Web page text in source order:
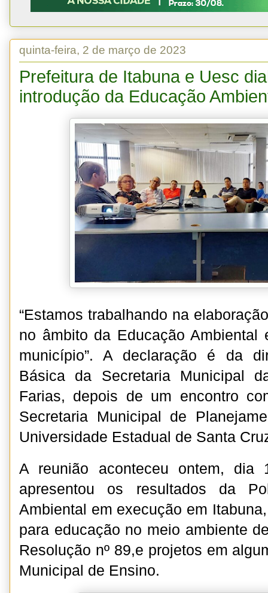
quinta-feira, 2 de março de 2023
Prefeitura de Itabuna e Uesc
introdução da Educação
“Estamos trabalhando na
no âmbito da Educação Ambiental
município”. A declaração é da
Básica da Secretaria Municipal
Farias, depois de um encontro
Secretaria Municipal de
Universidade Estadual de Santa
A reunião aconteceu ontem, dia
apresentou os resultados da
Ambiental em execução em
para educação no meio ambiente
Resolução nº 89,e projetos em
Municipal de Ensino.